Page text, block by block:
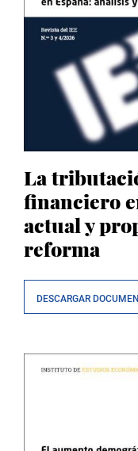
La
financiero
actual y
reforma
DESCARGAR